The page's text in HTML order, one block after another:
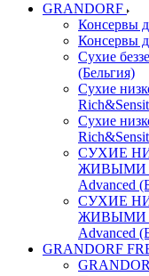
GRANDORF
Консервы
Консервы
Сухие
(Бельгия)
Сухие
Сухие
СУХИЕ
ЖИВЫМИ
Advanced
СУХИЕ
ЖИВЫМИ
Advanced
GRANDORF